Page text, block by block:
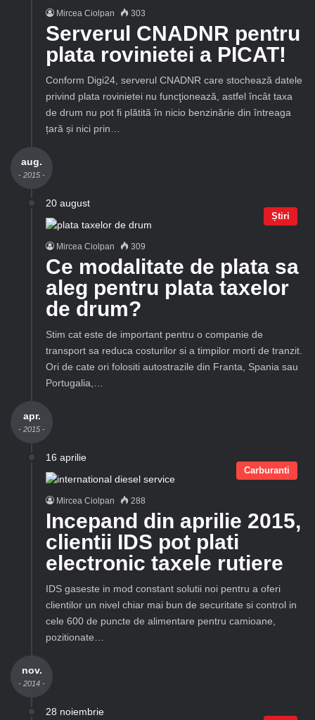
Mircea Ciolpan 303
Serverul CNADNR pentru
plata rovinietei a PICAT!
Conform Digi24, serverul CNADNR care stochează datele
privind plata rovinietei nu funcţionează, astfel încât taxa
de drum nu pot fi plătită în nicio benzinărie din întreaga
țară și nici prin…
aug.
- 2015 -
20 august
Știri
Mircea Ciolpan 309
Ce modalitate de plata sa
aleg pentru plata taxelor
de drum?
Stim cat este de important pentru o companie de
transport sa reduca costurilor si a timpilor morti de tranzit.
Ori de cate ori folositi autostrazile din Franta, Spania sau
Portugalia,…
apr.
- 2015 -
16 aprilie
Carburanti
Mircea Ciolpan 288
Incepand din aprilie 2015,
clientii IDS pot plati
electronic taxele rutiere
IDS gaseste in mod constant solutii noi pentru a oferi
clientilor un nivel chiar mai bun de securitate si control in
cele 600 de puncte de alimentare pentru camioane,
pozitionate…
nov.
- 2014 -
28 noiembrie